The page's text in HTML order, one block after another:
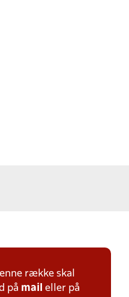
række skal
på mail eller på